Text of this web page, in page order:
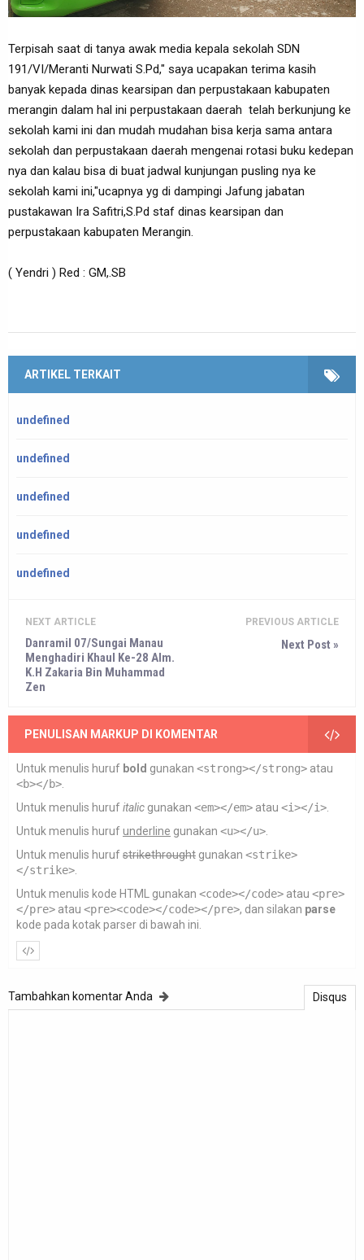
Terpisah saat di tanya awak media kepala sekolah SDN
191/VI/Meranti Nurwati S.Pd," saya ucapakan terima kasih
banyak kepada dinas kearsipan dan perpustakaan kabupaten
merangin dalam hal ini perpustakaan daerah telah berkunjung ke
sekolah kami ini dan mudah mudahan bisa kerja sama antara
sekolah dan perpustakaan daerah mengenai rotasi buku kedepan
nya dan kalau bisa di buat jadwal kunjungan pusling nya ke
sekolah kami ini,"ucapnya yg di dampingi Jafung jabatan
pustakawan Ira Safitri,S.Pd staf dinas kearsipan dan
perpustakaan kabupaten Merangin.
( Yendri ) Red : GM,.SB
ARTIKEL TERKAIT
undefined
undefined
undefined
undefined
undefined
NEXT ARTICLE
Danramil 07/Sungai Manau
Menghadiri Khaul Ke-28 Alm.
K.H Zakaria Bin Muhammad
Zen
PREVIOUS ARTICLE
Next Post »
PENULISAN MARKUP DI KOMENTAR
Untuk menulis huruf bold gunakan <strong></strong> atau
<b></b>
Untuk menulis hurufitalic gunakan <em></em> atau <i></i>
Untuk menulis hurufunderline gunakan <u></u>
Untuk menulis hurufstrikethrought gunakan <strike>
</strike>
Untuk menulis kode HTML gunakan <code></code> atau <pre>
</pre> atau <pre><code></code></pre>, dan silakan parse
kode pada kotak parser di bawah ini.
Disqus
Tambahkan komentar Anda